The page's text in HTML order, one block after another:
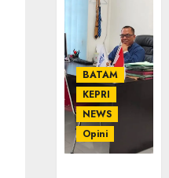
BATAM
KEPRI
NEWS
Opini